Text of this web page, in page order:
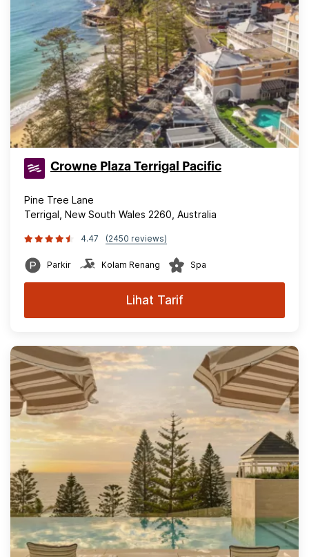
Crowne Plaza Terrigal Pacific
Pine Tree Lane
Terrigal, New South Wales 2260, Australia
4.47 (2450 reviews)
Parkir Kolam Renang Spa
Lihat Tarif